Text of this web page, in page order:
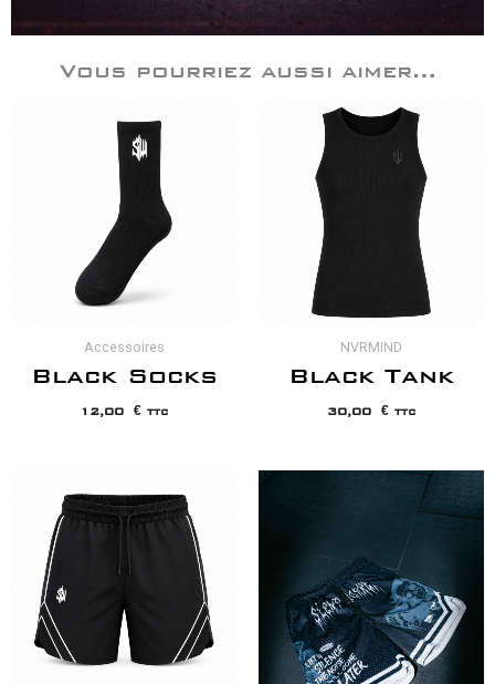
Vous pourriez aussi aimer…
Accessoires
Black Socks
12,00 € TTC
NVRMIND
Black Tank
30,00 € TTC